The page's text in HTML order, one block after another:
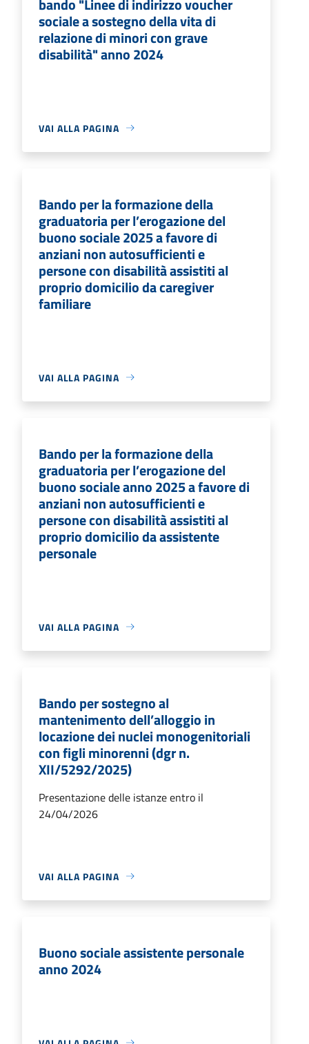
sociale a sostegno della vita di
relazione di minori con grave
disabilità" anno 2024
VAI ALLA PAGINA
Bando per la formazione della
graduatoria per l’erogazione del
buono sociale 2025 a favore di
anziani non autosufficienti e
persone con disabilità assistiti al
proprio domicilio da caregiver
familiare
VAI ALLA PAGINA
Bando per la formazione della
graduatoria per l’erogazione del
buono sociale anno 2025 a favore di
anziani non autosufficienti e
persone con disabilità assistiti al
proprio domicilio da assistente
personale
VAI ALLA PAGINA
Bando per sostegno al
mantenimento dell’alloggio in
locazione dei nuclei monogenitoriali
con figli minorenni (dgr n.
XII/5292/2025)
Presentazione delle istanze entro il
24/04/2026
VAI ALLA PAGINA
Buono sociale assistente personale
anno 2024